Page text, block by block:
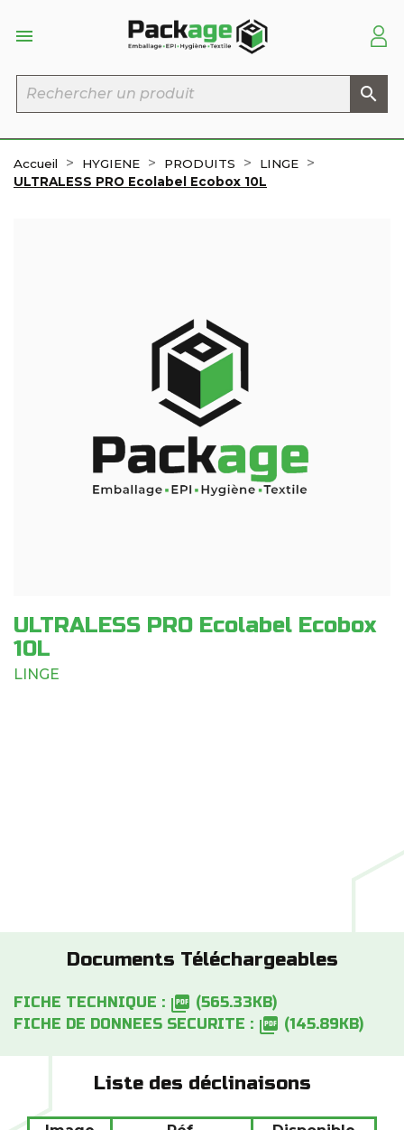


Accueil HYGIENE PRODUITS
LINGE
ULTRALESS PRO Ecolabel Ecobox 10L
ULTRALESS PRO Ecolabel Ecobox
10L
LINGE
Documents Téléchargeables
FICHE TECHNIQUE : picture_as_pdf (565.33KB)
FICHE DE DONNEES SECURITE : picture_as_pdf (145.89KB)
Liste des déclinaisons